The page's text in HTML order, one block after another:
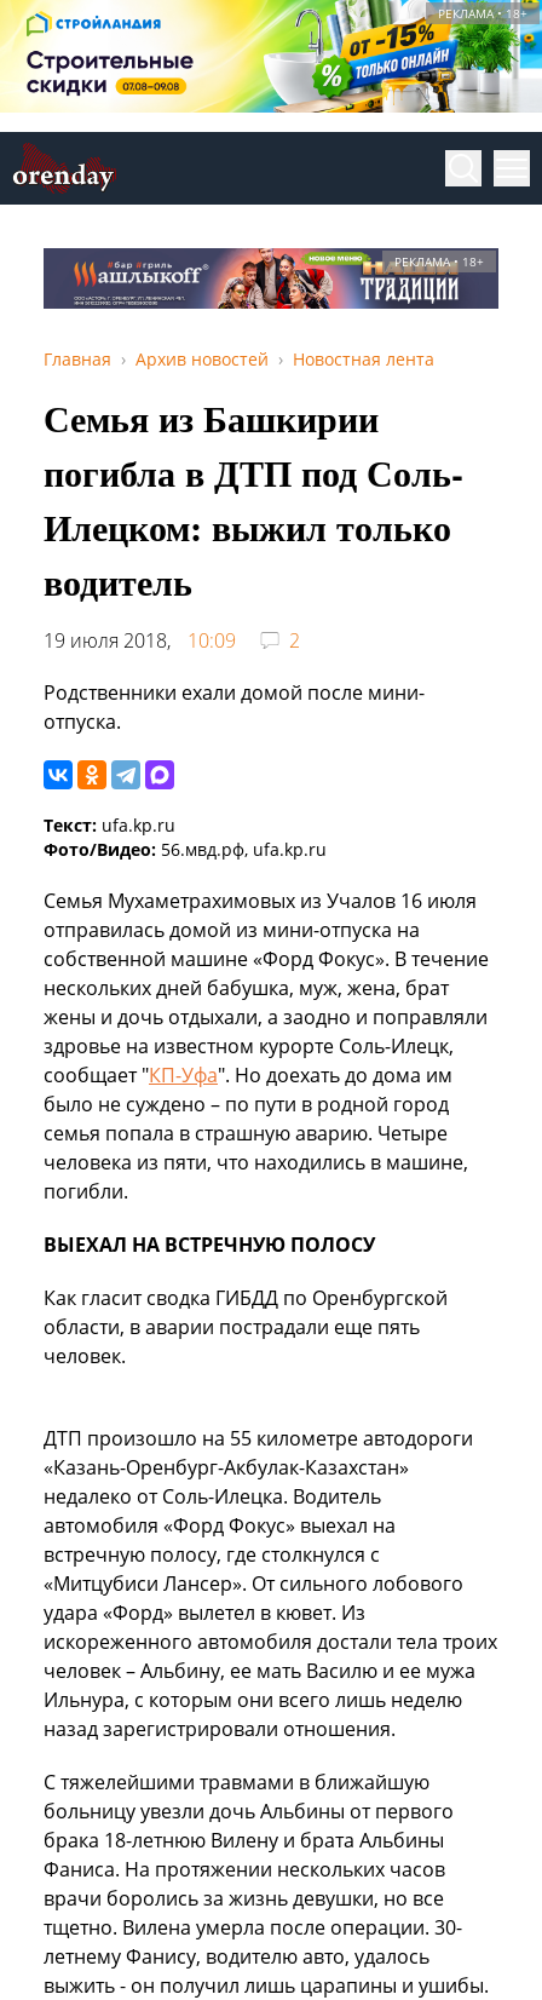
РЕКЛАМА • 18+
РЕКЛАМА • 18+
Главная Архив новостей Новостная лента
Семья из Башкирии
погибла в ДТП под Соль-
Илецком: выжил только
водитель
19 июля 2018, 10:09
2
Родственники ехали домой после мини-
отпуска.
Текст: ufa.kp.ru
Фото/Видео: 56.мвд.рф, ufa.kp.ru
Семья Мухаметрахимовых из Учалов 16 июля
отправилась домой из мини-отпуска на
собственной машине «Форд Фокус». В течение
нескольких дней бабушка, муж, жена, брат
жены и дочь отдыхали, а заодно и поправляли
здровье на известном курорте Соль-Илецк,
сообщает "КП-Уфа". Но доехать до дома им
было не суждено – по пути в родной город
семья попала в страшную аварию. Четыре
человека из пяти, что находились в машине,
погибли.
ВЫЕХАЛ НА ВСТРЕЧНУЮ ПОЛОСУ
Как гласит сводка ГИБДД по Оренбургской
области, в аварии пострадали еще пять
человек.
ДТП произошло на 55 километре автодороги
«Казань-Оренбург-Акбулак-Казахстан»
недалеко от Соль-Илецка. Водитель
автомобиля «Форд Фокус» выехал на
встречную полосу, где столкнулся с
«Митцубиси Лансер». От сильного лобового
удара «Форд» вылетел в кювет. Из
искореженного автомобиля достали тела троих
человек – Альбину, ее мать Василю и ее мужа
Ильнура, с которым они всего лишь неделю
назад зарегистрировали отношения.
С тяжелейшими травмами в ближайшую
больницу увезли дочь Альбины от первого
брака 18-летнюю Вилену и брата Альбины
Фаниса. На протяжении нескольких часов
врачи боролись за жизнь девушки, но все
тщетно. Вилена умерла после операции. 30-
летнему Фанису, водителю авто, удалось
выжить - он получил лишь царапины и ушибы.